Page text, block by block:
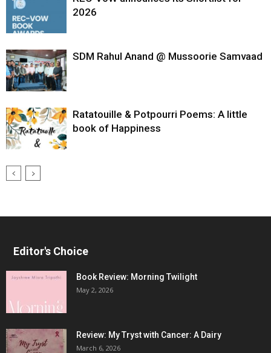
2026
SDM Rahul Anand @ Mussoorie Samvaad
Ratatouille & Potpourri Poems: A little
book of Happiness
Editor's Choice
Book Review: Morning Twilight
May 2, 2026
Review: My Tryst with Cancer: A Dairy
March 6, 2026